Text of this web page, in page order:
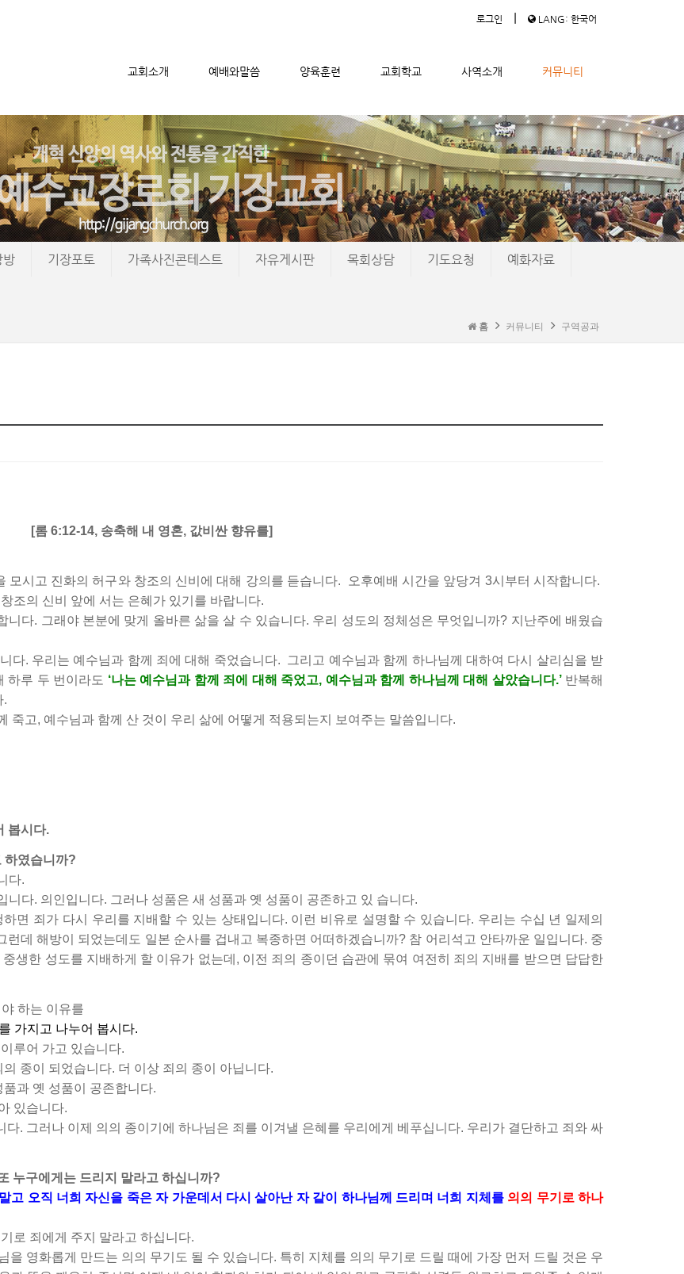
로그인 | LANG: 한국어
교회소개 예배와말씀 양육훈련 교회학교 사역소개 커뮤니티
메뉴 건너뛰기
방 기장포토 가족사진콘테스트 자유게시판 목회상담 기도요청 예화자료
홈 커뮤니티 구역공과
[롬 6:12-14, 송축해 내 영혼, 값비싼 향유를]
시고 진화의 허구와 창조의 신비에 대해 강의를 듣습니다.
오후예배 시간을 앞당겨 3시부터 시작합니다.
조의 신비 앞에 서는 은혜가 있기를 바랍니다.
니다. 그래야 본분에 맞게 올바른 삶을 살 수 있습니다. 우리 성도의 정체성은 무엇입니까? 지난주에 배웠습
다. 우리는 예수님과 함께 죄에 대해 죽었습니다.
그리고 예수님과 함께 하나님께 대하여 다시 살리심을 받
하루 두 번이라도 ‘나는 예수님과 함께 죄에 대해 죽었고, 예수님과 함께 하나님께 대해 살았습니다.’반복해
.
죽고, 예수님과 함께 산 것이 우리 삶에 어떻게 적용되는지 보여주는 말씀입니다.
봅시다.
하였습니까?
다.
니다. 의인입니다. 그러나 성품은 새 성품과 옛 성품이 공존하고 있 습니다.
면 죄가 다시 우리를 지배할 수 있는 상태입니다. 이런 비유로 설명할 수 있습니다. 우리는 수십 년 일제의
데 해방이 되었는데도 일본 순사를 겁내고 복종하면 어떠하겠습니까? 참 어리석고 안타까운 일입니다. 중
생한 성도를 지배하게 할 이유가 없는데, 이전 죄의 종이던 습관에 묶여 여전히 죄의 지배를 받으면 답답한
하는 이유를
가지고 나누어 봅시다.
루어 가고 있습니다.
종이 되었습니다. 더 이상 죄의 종이 아닙니다.
과 옛 성품이 공존합니다.
있습니다.
. 그러나 이제 의의 종이기에 하나님은 죄를 이겨낼 은혜를 우리에게 베푸십니다. 우리가 결단하고 죄와 싸
누구에게는 드리지 말라고 하십니까?
고 오직 너희 자신을 죽은 자 가운데서 다시 살아난 자 같이 하나님께 드리며 너희 지체를 의의 무기로 하나
로 죄에게 주지 말라고 하십니다.
을 영화롭게 만드는 의의 무기도 될 수 있습니다. 특히 지체를 의의 무기로 드릴 때에 가장 먼저 드릴 것은 우